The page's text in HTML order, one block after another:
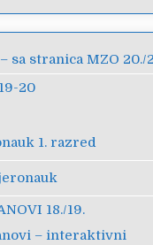
sa stranica MZO 20./
20
1. razred
18./19.
– interaktivni